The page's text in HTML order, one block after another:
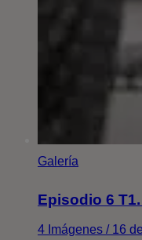
Galería
Episodio 6
4 Imágenes / 16